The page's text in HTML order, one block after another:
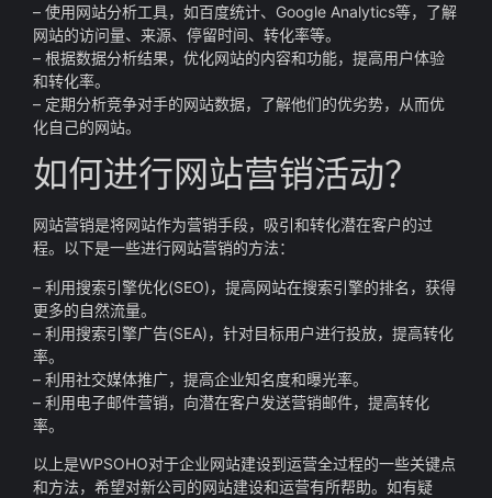
– 使用网站分析工具，如百度统计、Google Analytics等，了解
网站的访问量、来源、停留时间、转化率等。
– 根据数据分析结果，优化网站的内容和功能，提高用户体验
和转化率。
– 定期分析竞争对手的网站数据，了解他们的优劣势，从而优
化自己的网站。
如何进行网站营销活动？
网站营销是将网站作为营销手段，吸引和转化潜在客户的过
程。以下是一些进行网站营销的方法：
– 利用搜索引擎优化(SEO)，提高网站在搜索引擎的排名，获得
更多的自然流量。
– 利用搜索引擎广告(SEA)，针对目标用户进行投放，提高转化
率。
– 利用社交媒体推广，提高企业知名度和曝光率。
– 利用电子邮件营销，向潜在客户发送营销邮件，提高转化
率。
以上是WPSOHO对于企业网站建设到运营全过程的一些关键点
和方法，希望对新公司的网站建设和运营有所帮助。如有疑